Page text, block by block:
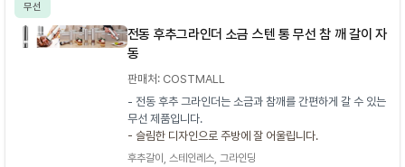
무선
전동 후추그라인더 소금 스텐 통 무선 참 깨 갈이 자
동
판매처: COSTMALL
- 전동 후추 그라인더는 소금과 참깨를 간편하게 갈 수 있는
무선 제품입니다.
- 슬림한 디자인으로 주방에 잘 어울립니다.
후추갈이, 스테인레스, 그라인딩